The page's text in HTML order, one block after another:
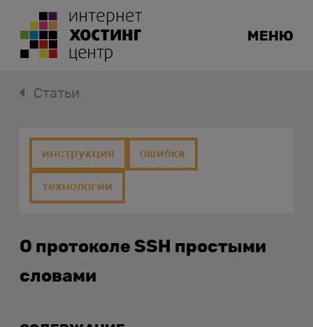
МЕНЮ
Статьи
инструкция ошибка
технологии
О протоколе SSH простыми
словами